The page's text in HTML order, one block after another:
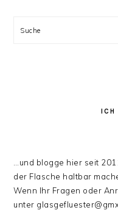
Suche
ICH
…und blogge hier seit
der Flasche haltbar
Wenn Ihr Fragen oder
unter